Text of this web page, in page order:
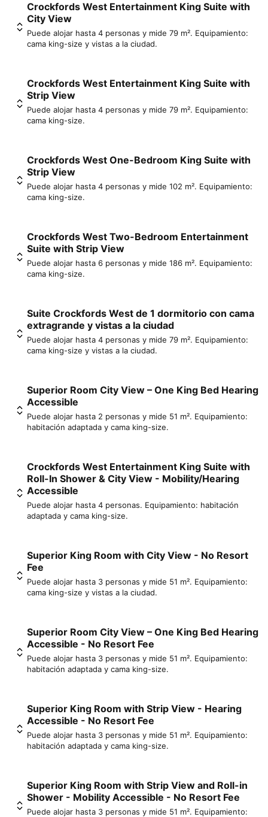
Crockfords West Entertainment King Suite with
City View
Puede alojar hasta 4 personas y mide 79 m². Equipamiento:
cama king-size y vistas a la ciudad.
Crockfords West Entertainment King Suite with
Strip View
Puede alojar hasta 4 personas y mide 79 m². Equipamiento:
cama king-size.
Crockfords West One-Bedroom King Suite with
Strip View
Puede alojar hasta 4 personas y mide 102 m². Equipamiento:
cama king-size.
Crockfords West Two-Bedroom Entertainment
Suite with Strip View
Puede alojar hasta 6 personas y mide 186 m². Equipamiento:
cama king-size.
Suite Crockfords West de 1 dormitorio con cama
extragrande y vistas a la ciudad
Puede alojar hasta 4 personas y mide 79 m². Equipamiento:
cama king-size y vistas a la ciudad.
Superior Room City View – One King Bed Hearing
Accessible
Puede alojar hasta 2 personas y mide 51 m². Equipamiento:
habitación adaptada y cama king-size.
Crockfords West Entertainment King Suite with
Roll-In Shower & City View - Mobility/Hearing
Accessible
Puede alojar hasta 4 personas. Equipamiento: habitación
adaptada y cama king-size.
Superior King Room with City View - No Resort
Fee
Puede alojar hasta 3 personas y mide 51 m². Equipamiento:
cama king-size y vistas a la ciudad.
Superior Room City View – One King Bed Hearing
Accessible - No Resort Fee
Puede alojar hasta 3 personas y mide 51 m². Equipamiento:
habitación adaptada y cama king-size.
Superior King Room with Strip View - Hearing
Accessible - No Resort Fee
Puede alojar hasta 3 personas y mide 51 m². Equipamiento:
habitación adaptada y cama king-size.
Superior King Room with Strip View and Roll-in
Shower - Mobility Accessible - No Resort Fee
Puede alojar hasta 3 personas y mide 51 m². Equipamiento: